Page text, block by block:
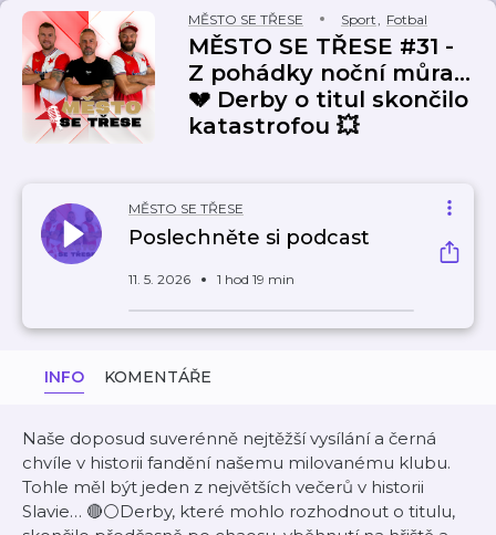
MĚSTO SE TŘESE Sport, Fotbal
MĚSTO SE TŘESE #31 -
Z pohádky noční můra…
💔 Derby o titul skončilo
katastrofou 💥
MĚSTO SE TŘESE
Poslechněte si podcast
11. 5. 2026 1 hod 19 min
INFO KOMENTÁŘE
Naše doposud suverénně nejtěžší vysílání a černá
chvíle v historii fandění našemu milovanému klubu.
Tohle měl být jeden z největších večerů v historii
Slavie… 🔴⚪Derby, které mohlo rozhodnout o titulu,